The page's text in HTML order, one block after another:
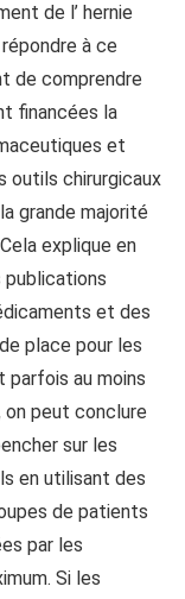
de l’ hernie
à ce
de comprendre
financées la
et
outils chirurgicaux
grande majorité
explique en
publications
et des
place pour les
au moins
on peut conclure
sur les
en utilisant des
de patients
par les
Si les